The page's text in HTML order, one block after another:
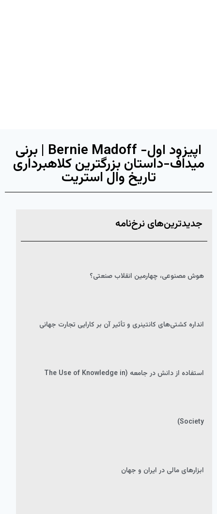
اپیزود اول- Bernie Madoff | برنی
میداف-داستان بزرگترین کلاهبرداری
تاریخ وال استریت
جدیدترین‌های نرخ‌نامه
هوش مصنوعی، چهارمین انقلاب صنعتی؟
انداره کشتی‌های کانتینری و تأثیر آن بر کارایی تجارت جهانی
استفاده از دانش در جامعه (The Use of Knowledge in
Society)
ابزارهای مالی در ایران و جهان